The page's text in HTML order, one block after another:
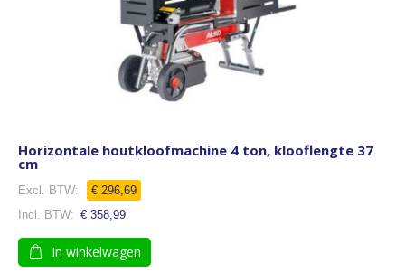
Horizontale houtkloofmachine 4 ton, klooflengte 37
cm
€ 296,69
€ 358,99
In winkelwagen